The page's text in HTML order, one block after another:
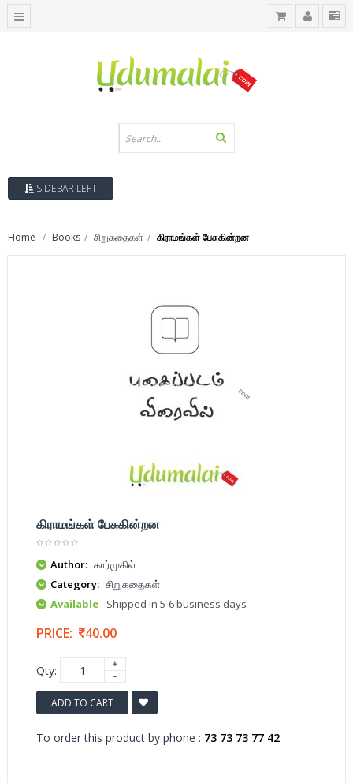
SIDEBAR LEFT
Home Books சிறுகதைகள் கிராமங்கள் பேசுகின்றன
கிராமங்கள் பேசுகின்றன
Author: கார்முகில்
Category: சிறுகதைகள்
Available- Shipped in 5-6 business days
PRICE: 40.00
Qty:
ADD TO CART
To order this product by phone : 73 73 73 77 42